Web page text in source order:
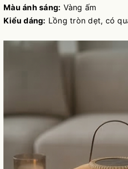
Màu ánh sáng: Vàng ấm
Kiểu dáng: Lồng tròn dẹt, có